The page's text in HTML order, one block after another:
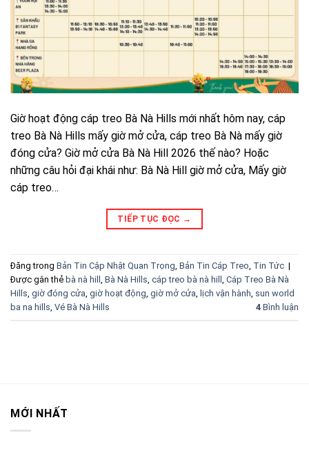
Giờ hoạt động cáp treo Bà Nà Hills mới nhất hôm nay, cáp
treo Bà Nà Hills mấy giờ mở cửa, cáp treo Bà Nà mấy giờ
đóng cửa? Giờ mở cửa Bà Nà Hill 2026 thế nào? Hoặc
những câu hỏi đại khái như: Bà Nà Hill giờ mở cửa, Mấy giờ
cáp treo…
TIẾP TỤC ĐỌC →
Đăng trong Bản Tin Cập Nhật Quan Trọng, Bản Tin Cáp Treo, Tin Tức |
Được gắn thẻ bà nà hill , Bà Nà Hills, cáp treo bà nà hill , Cáp Treo Bà Nà
Hills, giờ đóng cửa, giờ hoạt động, giờ mở cửa, lịch vận hành, sun world
ba na hills, Vé Bà Nà Hills 4 Bình luận
MỚI NHẤT